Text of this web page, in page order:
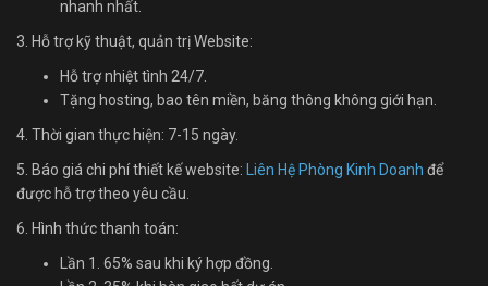
nhanh nhất.
3. Hỗ trợ kỹ thuật, quản trị Website:
Hỗ trợ nhiệt tình 24/7.
Tặng hosting, bao tên miền, băng thông không giới hạn.
4. Thời gian thực hiện: 7-15 ngày.
5. Báo giá chi phí thiết kế website:
Liên Hệ Phòng Kinh Doanh để
được hỗ trợ theo yêu cầu.
6. Hình thức thanh toán:
Lần 1. 65% sau khi ký hợp đồng.